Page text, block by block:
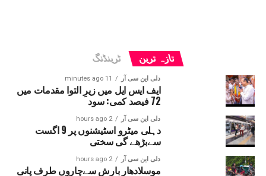
تازہ ترین ٹرینڈنگ
دلی این سی آر 11 minutes ago
ایف ایس ایل میں زیرِ التوا مقدمات میں
72 فیصد کمی: سود
دلی این سی آر 2 hours ago
دہلی میٹرو اسٹیشنوں پر 9 اگست
سےبڑھے گی سختی
دلی این سی آر 2 hours ago
موسلادھار بارش سےچاروں طرف پانی